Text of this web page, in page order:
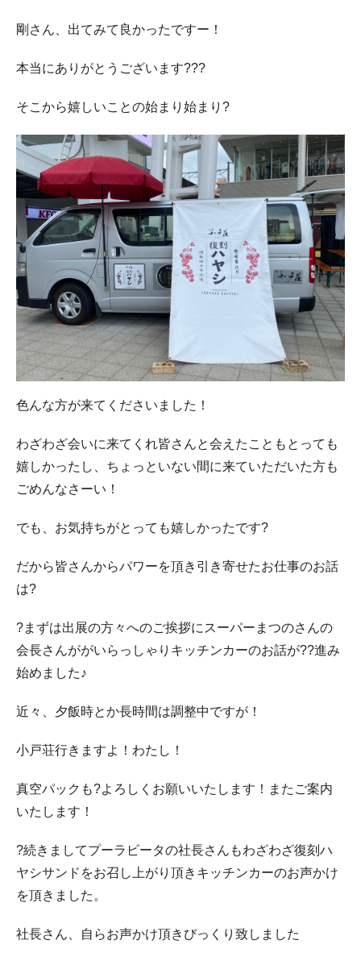
剛さん、出てみて良かったですー！
本当にありがとうございます???
そこから嬉しいことの始まり始まり?
色んな方が来てくださいました！
わざわざ会いに来てくれ皆さんと会えたこともとっても
嬉しかったし、ちょっといない間に来ていただいた方も
ごめんなさーい！
でも、お気持ちがとっても嬉しかったです?
だから皆さんからパワーを頂き引き寄せたお仕事のお話
は?
?まずは出展の方々へのご挨拶にスーパーまつのさんの
会長さんががいらっしゃりキッチンカーのお話が??進み
始めました♪
近々、夕飯時とか長時間は調整中ですが！
小戸荘行きますよ！わたし！
真空パックも?よろしくお願いいたします！またご案内
いたします！
?続きましてプーラビータの社長さんもわざわざ復刻ハ
ヤシサンドをお召し上がり頂きキッチンカーのお声かけ
を頂きました。
社長さん、自らお声かけ頂きびっくり致しました